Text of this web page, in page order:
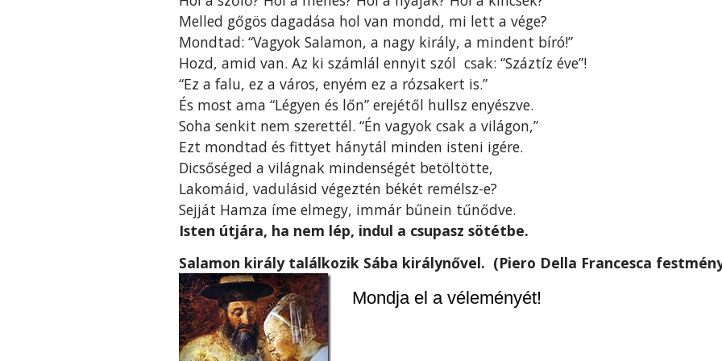
Melled gőgös dagadása hol van mondd, mi lett a vége?
Mondtad: “Vagyok Salamon, a nagy király, a mindent bíró!”
Hozd, amid van. Az ki számlál ennyit szól csak: “Száztíz éve”!
“Ez a falu, ez a város, enyém ez a rózsakert is.”
És most ama “Légyen és lőn” erejétől hullsz enyészve.
Soha senkit nem szerettél. “Én vagyok csak a világon,”
Ezt mondtad és fittyet hánytál minden isteni igére.
Dicsőséged a világnak mindenségét betöltötte,
Lakomáid, vadulásid végeztén békét remélsz-e?
Sejját Hamza íme elmegy, immár bűnein tűnődve.
Isten útjára, ha nem lép, indul a csupasz sötétbe.
Salamon király találkozik Sába királynővel. (Piero Della Francesca
Mondja el a véleményét!